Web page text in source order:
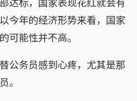
今年的经济形势来看，国家
可能性并不高。
公务员感到心疼，尤其是那
。